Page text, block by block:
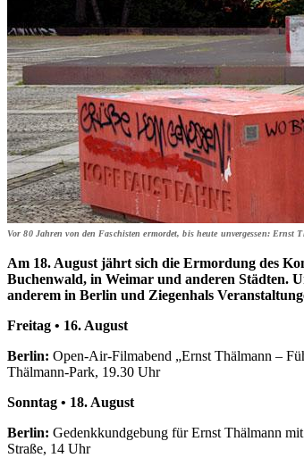
Vor 80 Jahren von den Faschisten ermordet, bis heute unvergessen: Ernst
Am 18. August jährt sich die Ermordung des
Buchenwald, in Weimar und anderen Städten.
anderem in Berlin und Ziegenhals
Freitag • 16. August
Berlin: Open-Air-Filmabend „Ernst Thälmann –
Thälmann-Park, 19.30 Uhr
Sonntag • 18. August
Berlin: Gedenkkundgebung für Ernst Thälmann
Straße, 14 Uhr